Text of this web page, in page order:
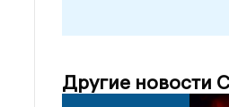
Другие новости